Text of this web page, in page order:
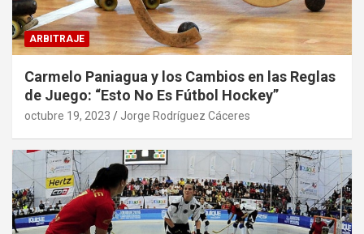
ARBITRAJE
Carmelo Paniagua y los Cambios en las Reglas
de Juego: “Esto No Es Fútbol Hockey”
octubre 19, 2023 Jorge Rodríguez Cáceres